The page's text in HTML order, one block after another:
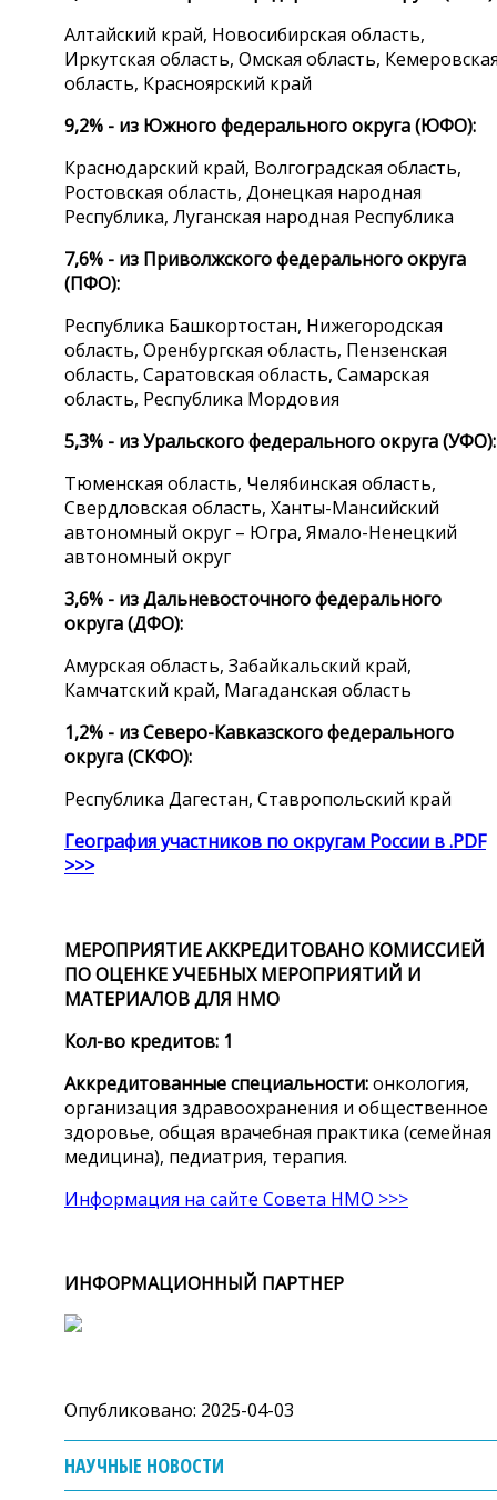
Алтайский край, Новосибирская область,
Иркутская область, Омская область,
область, Красноярский край
9,2% - из Южного федерального округа (ЮФО):
Краснодарский край, Волгоградская область,
Ростовская область, Донецкая народная
Республика, Луганская народная Республика
7,6% - из Приволжского федерального округа
(ПФО):
Республика Башкортостан, Нижегородская
область, Оренбургская область, Пензенская
область, Саратовская область, Самарская
область, Республика Мордовия
5,3% - из Уральского федерального округа (УФО):
Тюменская область, Челябинская область,
Свердловская область, Ханты-Мансийский
автономный округ – Югра, Ямало-Ненецкий
автономный округ
3,6% - из Дальневосточного федерального
округа (ДФО):
Амурская область, Забайкальский край,
Камчатский край, Магаданская область
1,2% - из Северо-Кавказского федерального
округа (СКФО):
Республика Дагестан, Ставропольский край
География участников по округам России в .PDF
>>>
МЕРОПРИЯТИЕ АККРЕДИТОВАНО КОМИССИЕЙ
ПО ОЦЕНКЕ УЧЕБНЫХ МЕРОПРИЯТИЙ И
МАТЕРИАЛОВ ДЛЯ НМО
Кол-во кредитов: 1
Аккредитованные специальности:онкология,
организация здравоохранения и общественное
здоровье, общая врачебная практика (семейная
медицина), педиатрия, терапия.
Информация на сайте Совета НМО >>>
ИНФОРМАЦИОННЫЙ ПАРТНЕР
Опубликовано: 2025-04-03
НАУЧНЫЕ НОВОСТИ